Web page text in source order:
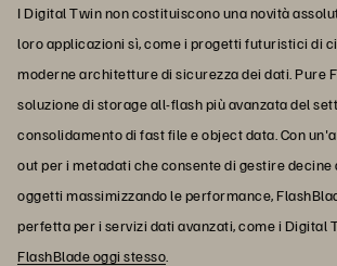
I Digital Twin non costituiscono una novità
loro applicazioni sì, come i progetti futuristici di
moderne architetture di sicurezza dei dati. Pure
soluzione di storage all-flash più avanzata del
consolidamento di fast file e object data. Con
out per i metadati che consente di gestire decine
oggetti massimizzando le performance,
perfetta per i servizi dati avanzati, come i Digital
FlashBlade oggi stesso